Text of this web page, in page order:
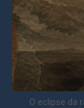
O eclipse da